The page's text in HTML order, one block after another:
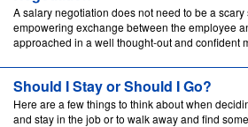
A salary negotiation does not need to be a scary
empowering exchange between the employee
approached in a well thought-out and confident
Should I Stay or Should I Go?
Here are a few things to think about when
and stay in the job or to walk away and find